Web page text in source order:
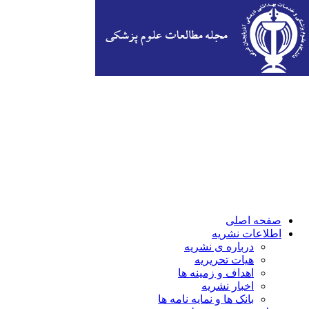
صفحه اصلی
اطلاعات نشریه
درباره ی نشریه
هیات تحریریه
اهداف و زمینه ها
اخبار نشریه
بانک ها و نمایه نامه ها